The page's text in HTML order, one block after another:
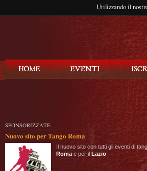
Utilizzando il
SPONSORIZZATE
Nuovo sito per Tango Roma
Il nuovo sito con tutti gli eventi di
Roma e per il Lazio